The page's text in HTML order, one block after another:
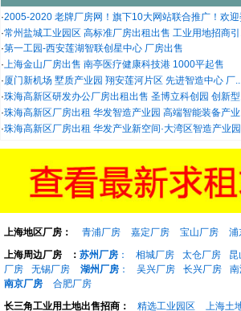
·2005-2020 老牌厂房网！旗下10大网站联合推广！欢迎
·常州盐城工业园区 高标准厂房出租出售 工业用地招商引
·第一工园-西安莲湖智联创星中心 厂房出售
·上海金山厂房出售 南亭医疗健康科技港 1000平起售
·厦门新机场 墅质产业园 翔安莲河片区 先进智造中心 厂
·珠海高新区研发办公厂房出租出售 圣博立科创园 创新
·珠海高新区厂房出租 华发智造产业园 高端智能装备产
·珠海高新区厂房出租 华发产业新空间·大湾区智造产业
上海地区厂房： 青浦厂房 嘉定厂房 宝山厂房 浦
上海周边厂房
： 苏州厂房 ： 相城厂房 太仓厂房 昆
厂房
无锡厂房 湖州厂房 ： 吴兴厂房 长兴厂房
南京厂房
合肥厂房
长三角工业用土地出售招商：
精选工业园区 上海土